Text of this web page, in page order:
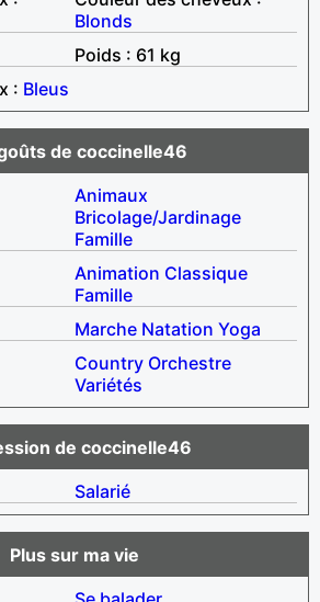
Blonds
Poids : 61 kg
: Bleus
de coccinelle46
Animaux
Bricolage/Jardinage
Famille
Animation Classique
Famille
Marche Natation Yoga
Country Orchestre
Variétés
de coccinelle46
Salarié
Plus sur ma vie